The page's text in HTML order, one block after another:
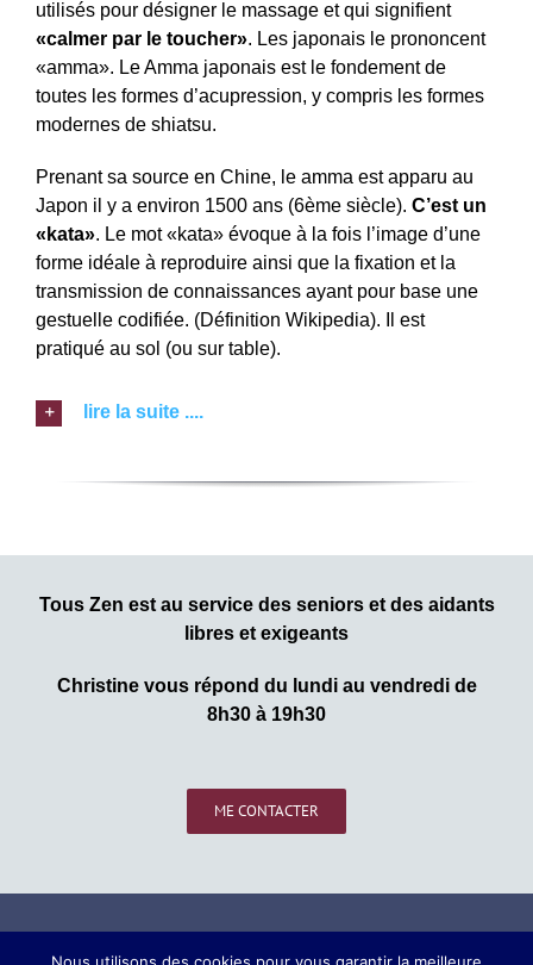
utilisés pour désigner le massage et qui signifient
«calmer par le toucher». Les japonais le prononcent
«amma». Le Amma japonais est le fondement de
toutes les formes d’acupression, y compris les formes
modernes de shiatsu.
Prenant sa source en Chine, le amma est apparu au
Japon il y a environ 1500 ans (6ème siècle). C’est un
«kata». Le mot «kata» évoque à la fois l’image d’une
forme idéale à reproduire ainsi que la fixation et la
transmission de connaissances ayant pour base une
gestuelle codifiée. (Définition Wikipedia). Il est
pratiqué au sol (ou sur table).
lire la suite ....
Tous Zen est au service des seniors et des aidants
libres et exigeants
Christine vous répond du lundi au vendredi de
8h30 à 19h30
ME CONTACTER
© Copyright – 2019 | Tous droits réservés |